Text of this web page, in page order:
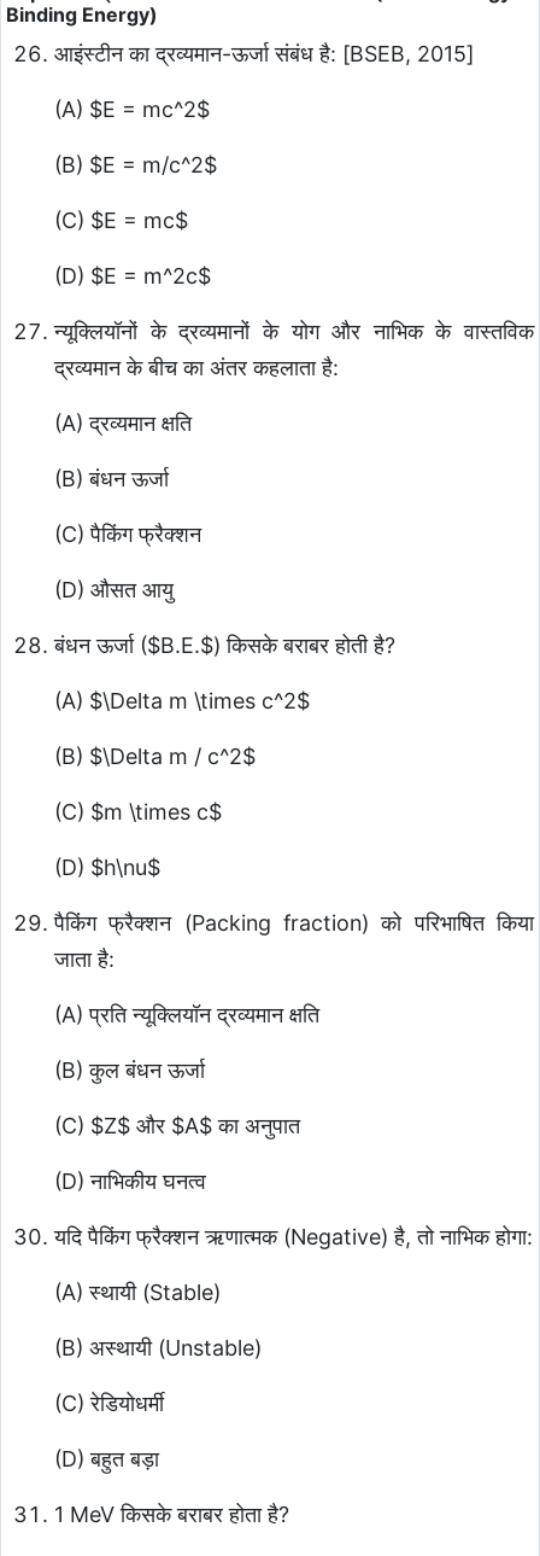
Binding Energy)
आइंस्टीन का द्रव्यमान-ऊर्जा संबंध है: [BSEB, 2015]
(A) $E = mc^2$
(B) $E = m/c^2$
(C) $E = mc$
(D) $E = m^2c$
न्यूक्लियॉनों के द्रव्यमानों के योग और नाभिक के वास्तविक
द्रव्यमान के बीच का अंतर कहलाता है:
(A) द्रव्यमान क्षति
(B) बंधन ऊर्जा
(C) पैकिंग फ्रैक्शन
(D) औसत आयु
बंधन ऊर्जा ($B.E.$) किसके बराबर होती है?
(A) $\Delta m \times c^2$
(B) $\Delta m / c^2$
(C) $m \times c$
(D) $h\nu$
पैकिंग फ्रैक्शन (Packing fraction) को परिभाषित किया
जाता है:
(A) प्रति न्यूक्लियॉन द्रव्यमान क्षति
(B) कुल बंधन ऊर्जा
(C) $Z$ और $A$का अनुपात
(D) नाभिकीय घनत्व
यदि पैकिंग फ्रैक्शन ऋणात्मक (Negative) है, तो नाभिक होगा:
(A) स्थायी (Stable)
(B) अस्थायी (Unstable)
(C) रेडियोधर्मी
(D) बहुत बड़ा
1 MeV किसके बराबर होता है?